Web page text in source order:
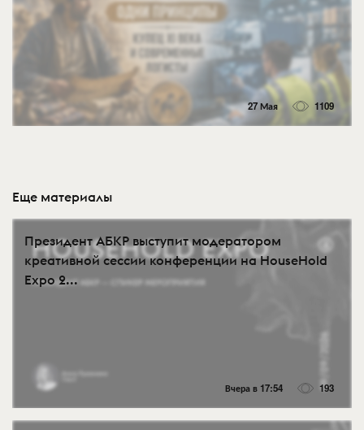
27 Мая 1109
Еще материалы
Президент АБКР выступит модератором
креативной сессии конференции на HouseHold
Expo 2...
Вчера в 17:54 193